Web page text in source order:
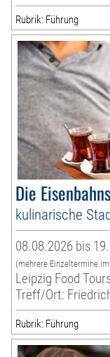
Rubrik: Führung
Die
kulinarische
08.08.2026 bis
(mehrere Einzeltermine
Leipzig Food
Treff/Ort:
Rubrik: Führung